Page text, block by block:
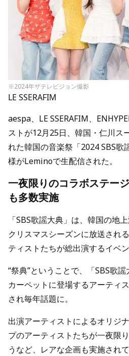
※2024年ザテレビジョン撮影
LE SSERAFIM
aespa、LE SSERAFIM、
ストが12月25日、韓国・仁川ス
れた韓国の音楽祭「2024 SBS歌
様がLeminoで生配信された。
一夜限りのコラボステー
も多数実施
「SBS歌謡大典」は、韓国の地
クリスマスシーズンに放送され
ティストたちが総出演するイベ
“祭典”ということで、「SBS歌
カーペットに登場するアーティ
され毎年話題に。
出演アーティストによるオリジ
プのアーティストたちが一夜限
うなど、レアな企画も実施されて